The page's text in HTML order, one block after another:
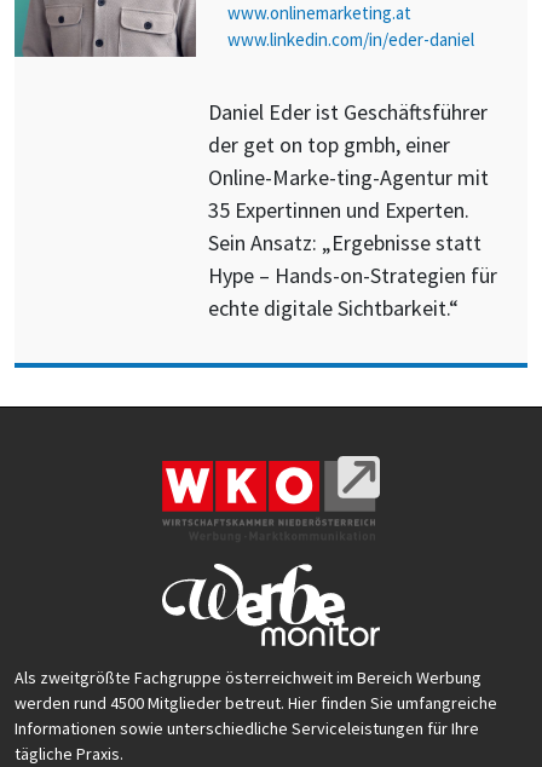
www.onlinemarketing.at
www.linkedin.com/in/eder-daniel
Daniel Eder ist Geschäftsführer
der get on top gmbh, einer
Online-Marke-ting-Agentur mit
35 Expertinnen und Experten.
Sein Ansatz: „Ergebnisse statt
Hype – Hands-on-Strategien für
echte digitale Sichtbarkeit.“
Als zweitgrößte Fachgruppe österreichweit im Bereich Werbung
werden rund 4500 Mitglieder betreut. Hier finden Sie umfangreiche
Informationen sowie unterschiedliche Serviceleistungen für Ihre
tägliche Praxis.